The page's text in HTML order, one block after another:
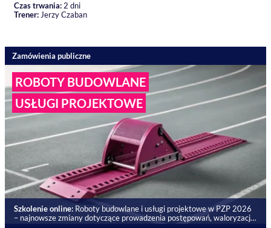
Czas trwania:2 dni
Trener:Jerzy Czaban
Zamówienia publiczne
ROBOTY BUDOWLANE
USŁUGI PROJEKTOWE
Szkolenie online: Roboty budowlane i usługi projektowe w PZP 2026
– najnowsze zmiany dotyczące prowadzenia postępowań, waloryzacji